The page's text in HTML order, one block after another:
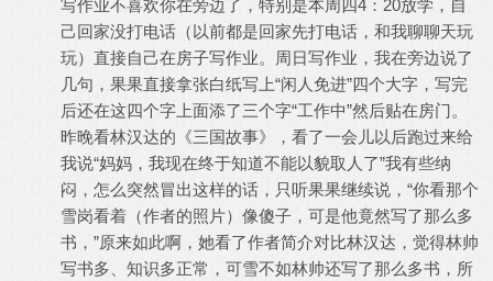
写作业不喜欢你在旁边了，特别是本周四4：20放学，自
己回家没打电话（以前都是回家先打电话，和我聊聊天玩
玩）直接自己在房子写作业。周日写作业，我在旁边说了
几句，果果直接拿张白纸写上“闲人免进”四个大字，写完
后还在这四个字上面添了三个字“工作中”然后贴在房门。
昨晚看林汉达的《三国故事》，看了一会儿以后跑过来给
我说“妈妈，我现在终于知道不能以貌取人了”我有些纳
闷，怎么突然冒出这样的话，只听果果继续说，“你看那个
雪岗看着（作者的照片）像傻子，可是他竟然写了那么多
书，”原来如此啊，她看了作者简介对比林汉达，觉得林帅
写书多、知识多正常，可雪不如林帅还写了那么多书，所